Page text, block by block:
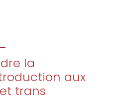
la
aux
trans